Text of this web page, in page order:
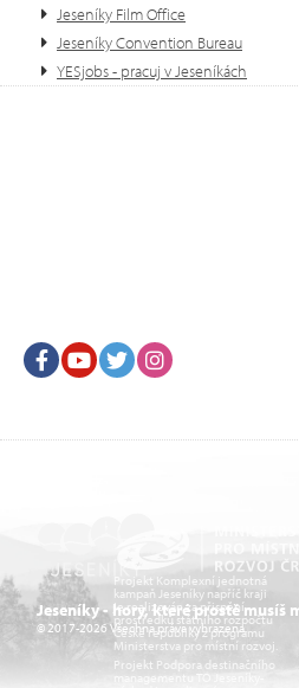
Jeseníky Film Office
Jeseníky Convention Bureau
YESjobs - pracuj v Jeseníkách
FacebookYoutubeTwitter
Jeseníky - hory, které prostě musíš
© 2017-2026 Všechna práva vyhrazena.
Projekt Komplexní jednotná
kampaň Jeseníky napříč kraji
je realizován za přispění
prostředků státního rozpočtu
České republiky z programu
Ministerstva pro místní rozvoj.
Projekt Podpora destinačního
managementu TO Jeseníky-